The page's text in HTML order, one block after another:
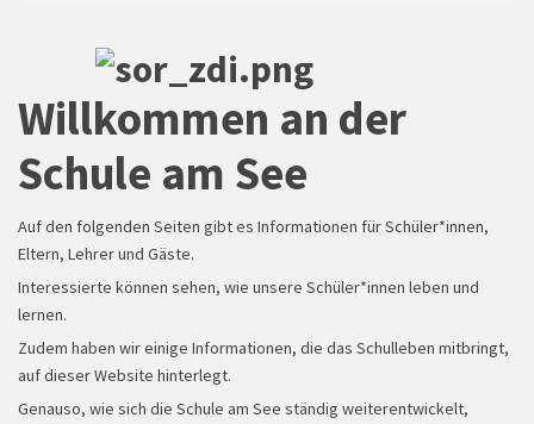
Wandertag
Willkommen an der
Schule am See
Auf den folgenden Seiten gibt es Informationen für Schüler*innen,
Eltern, Lehrer und Gäste.
Interessierte können sehen, wie unsere Schüler*innen leben und
lernen.
Zudem haben wir einige Informationen, die das Schulleben mitbringt,
auf dieser Website hinterlegt.
Genauso, wie sich die Schule am See ständig weiterentwickelt,